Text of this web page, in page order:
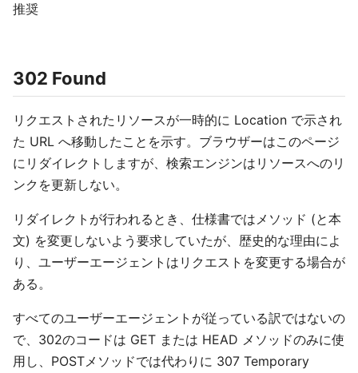
推奨
302 Found
リクエストされたリソースが一時的に Location で示され
た URL へ移動したことを示す。ブラウザーはこのページ
にリダイレクトしますが、検索エンジンはリソースへのリ
ンクを更新しない。
リダイレクトが行われるとき、仕様書ではメソッド (と本
文) を変更しないよう要求していたが、歴史的な理由によ
り、ユーザーエージェントはリクエストを変更する場合が
ある。
すべてのユーザーエージェントが従っている訳ではないの
で、302のコードは GET または HEAD メソッドのみに使
用し、POSTメソッドでは代わりに 307 Temporary